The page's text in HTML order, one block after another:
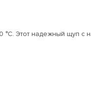
°C. Этот надежный щуп